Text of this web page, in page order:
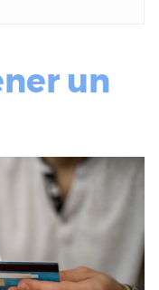
un